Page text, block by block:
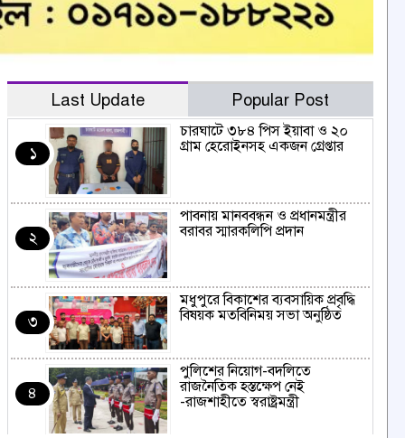
Last Update Popular Post
১
চারঘাটে ৩৮৪ পিস ইয়াবা ও ২০
গ্রাম হেরোইনসহ একজন গ্রেপ্তার
২
পাবনায় মানববন্ধন ও প্রধানমন্ত্রীর
বরাবর স্মারকলিপি প্রদান
৩
মধুপুরে বিকাশের ব্যবসায়িক প্রবৃদ্ধি
বিষয়ক মতবিনিময় সভা অনুষ্ঠিত
৪
পুলিশের নিয়োগ-বদলিতে
রাজনৈতিক হস্তক্ষেপ নেই
-রাজশাহীতে স্বরাষ্ট্রমন্ত্রী